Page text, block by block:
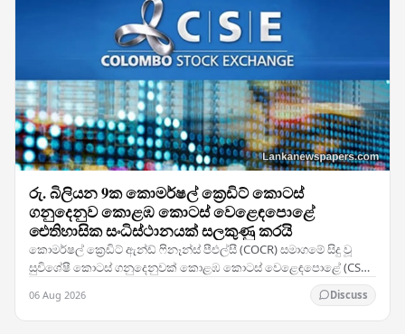
රු. බිලියන 9ක කොමර්ෂල් ක්‍රෙඩිට් කොටස්
ගනුදෙනුව කොළඹ කොටස් වෙළෙඳපොළේ
ඓතිහාසික සංධිස්ථානයක් සලකුණු කරයි
කොමර්ෂල් ක්‍රෙඩිට් ඇන්ඩ් ෆිනෑන්ස් පීඑල්සී (COCR) සමාගමේ සිදු වූ
සුවිශේෂී කොටස් ගනුදෙනුවක් කොළඹ කොටස් වෙළෙඳපොළේ (CSE)
06 Aug 2026 Discuss